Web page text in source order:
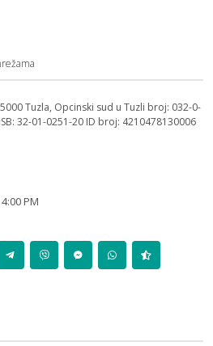
Tuzla, Opcinski sud u Tuzli broj: 032-0-
32-01-0251-20 ID broj: 4210478130006
PM